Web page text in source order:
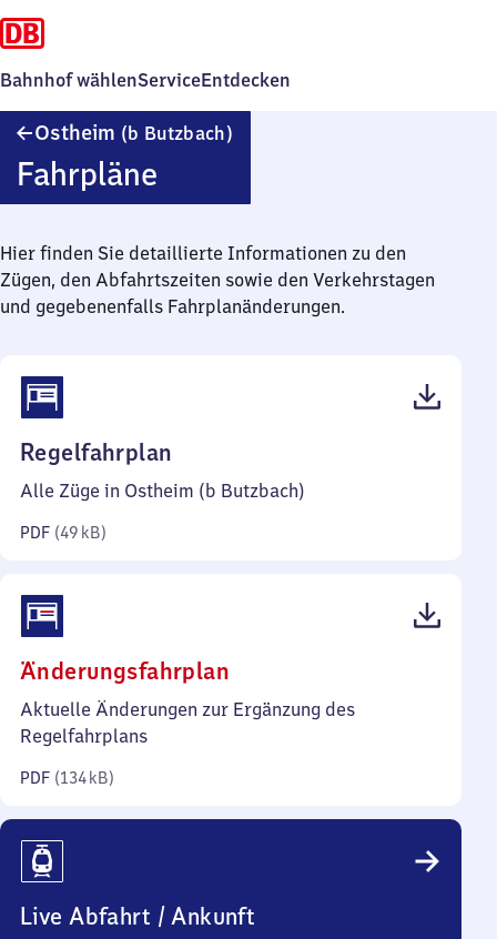
Bahnhof wählenServiceEntdecken
Ostheim (b Butzbach)
Fahrpläne
Hier finden Sie detaillierte Informationen zu den
Zügen, den Abfahrtszeiten sowie den Verkehrstagen
und gegebenenfalls Fahrplanänderungen.
Regelfahrplan
49
Alle Züge in Ostheim (b Butzbach)
PDF (49 kB)
Änderungsfahrplan
134
Aktuelle Änderungen zur Ergänzung des
Regelfahrplans
PDF (134 kB)
Live Abfahrt / Ankunft